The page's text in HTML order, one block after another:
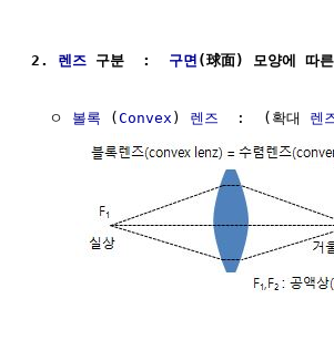
2. 렌즈 구분  : 구면 (球面) 모양에 따
  ㅇ
볼록 (Convex ) 렌즈
  :  (확대
렌